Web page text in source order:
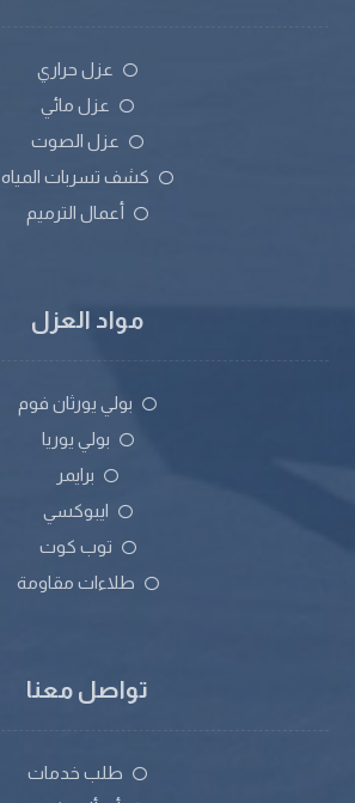
عزل حراري
عزل مائي
عزل الصوت
كشف تسربات المياه
أعمال الترميم
مواد العزل
بولي يورثان فوم
بولي يوريا
برايمر
ايبوكسي
توب كوت
طلاءات مقاومة
تواصل معنا
طلب خدمات